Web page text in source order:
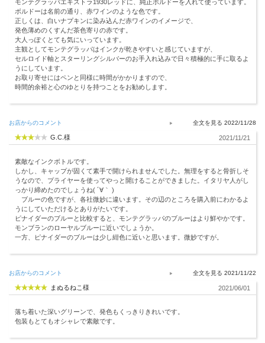
モンテグラッパエキストラ1930レッドに、純正ボルドーを入れて使っています。
ボルドーは名前の通り、赤ワインのような色です。
正しくは、白いナプキンに染み込んだ赤ワインのイメージで、
発色薄めのくすんだ茶色寄りの赤です。
大人っぽくとても気にいっています。
主観としてモンテグラッパはインクが乾きやすいと感じていますが、
セルロイド軸とスターリングシルバーのお手入れ込みで日々積極的に手に取るよ
うにしています。
お取り寄せにはペンと同様に時間がかかりますので、
時間的余裕と心のゆとりを持つことをお勧めします。
お店からのコメント 2022/11/28
G.C.様 2021/11/21
素敵なインクボトルです。
しかし、キャップが固くて素手で開けられませんでした。無理をすると骨折しそ
うなので、プライヤーを使ってやっと開けることができました。イタリヤ人がし
っかり締めたのでしょうね( ´∀｀ )
ブルーの色ですが、各社微妙に違います。その辺のところを購入前にわかるよ
うにしていただけるとありがたいです。
ピナイダーのブルーと比較すると、モンテグラッパのブルーはより鮮やかです。
モンブランのローヤルブルーに近いでしょうか。
一方、ピナイダーのブルーは少し紺色に近いと思います。微妙ですが。
お店からのコメント 2021/11/22
まぬるねこ様 2021/06/01
落ち着いた深いグリーンで、発色もくっきりきれいです。
包装もとてもオシャレで素敵です。